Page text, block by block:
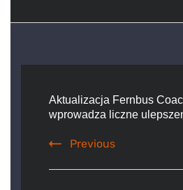
Navigation
Aktualizacja Fernbus
wprowadza liczne
Previous